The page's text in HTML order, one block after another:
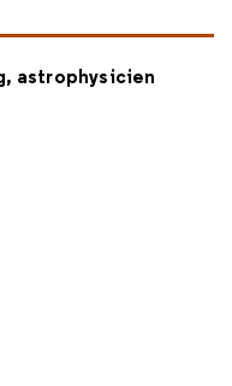
astrophysicien